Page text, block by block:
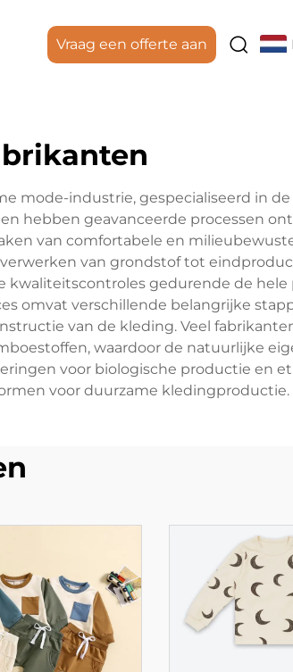
Vraag een offerte aan
mode-industrie, gespecialiseerd in
hebben geavanceerde processen
van comfortabele en
van grondstof tot
gedurende de hele
omvat verschillende belangrijke
van de kleding. Veel
waardoor de natuurlijke
voor biologische productie en
voor duurzame kledingproductie.